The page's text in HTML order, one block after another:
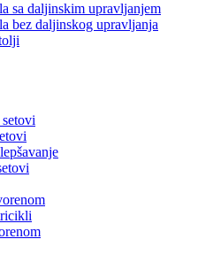
sa daljinskim upravljanjem
bez daljinskog upravljanja